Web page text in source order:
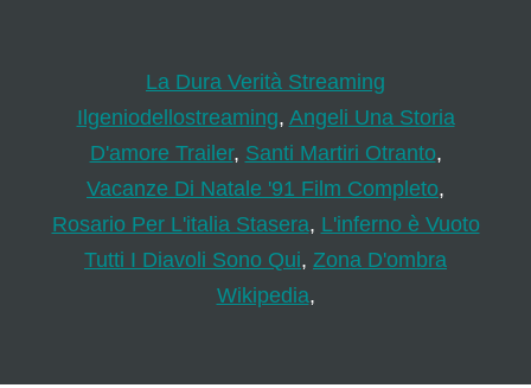
La Dura Verità Streaming
Ilgeniodellostreaming, Angeli Una Storia
D'amore Trailer, Santi Martiri Otranto,
Vacanze Di Natale '91 Film Completo,
Rosario Per L'italia Stasera, L'inferno è Vuoto
Tutti I Diavoli Sono Qui, Zona D'ombra
Wikipedia,